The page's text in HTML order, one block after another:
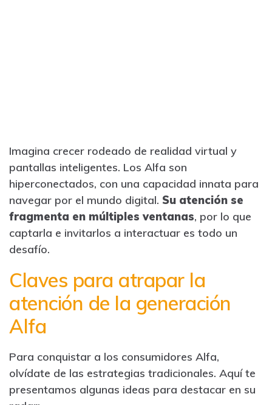
Imagina crecer rodeado de realidad virtual y
pantallas inteligentes. Los Alfa son
hiperconectados, con una capacidad innata para
navegar por el mundo digital. Su atención se
fragmenta en múltiples ventanas, por lo que
captarla e invitarlos a interactuar es todo un
desafío.
Claves para atrapar la
atención de la generación
Alfa
Para conquistar a los consumidores Alfa,
olvídate de las estrategias tradicionales. Aquí te
presentamos algunas ideas para destacar en su